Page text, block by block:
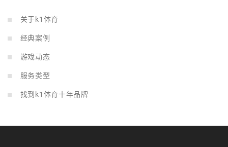
关于k1体育
经典案例
游戏动态
服务类型
找到k1体育十年品牌